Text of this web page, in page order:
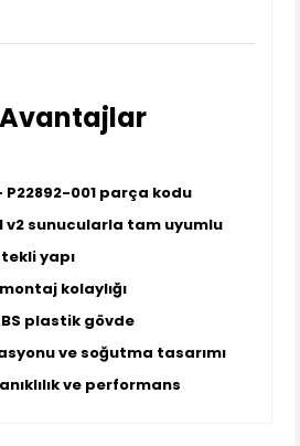
Avantajlar
P22892-001 parça kodu
v2 sunucularla tam uyumlu
yapı
kolaylığı
plastik gövde
ve soğutma tasarımı
ve performans